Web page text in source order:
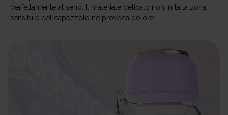
perfettamente al seno. Il materiale delicato non irrita la zona
sensibile del capezzolo né provoca dolore.